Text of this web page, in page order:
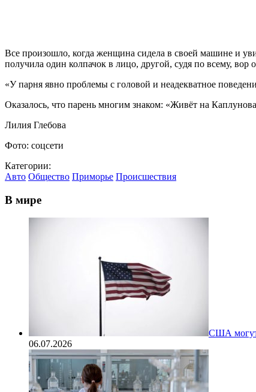
Все произошло, когда женщина сидела в своей машине и
получила один колпачок в лицо, другой, судя по всему,
«У парня явно проблемы с головой и неадекватное
Оказалось, что парень многим знаком: «Живёт на
Лилия Глебова
Фото: соцсети
Категории:
Авто Общество Приморье Происшествия
В мире
США могут
06.07.2026